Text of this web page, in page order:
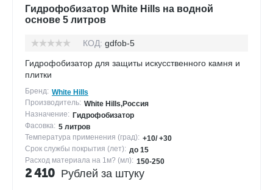
Гидрофобизатор White Hills на водной
основе 5 литров
КОД: gdfob-5
Гидрофобизатор для защиты искусственного камня и
плитки
Бренд: White Hills
Производитель: White Hills,Россия
Назначение: Гидрофобизатор
Фасовка: 5 литров
Температура применения (град): +10/ +30
Срок службы покрытия (лет): до 15
Расход материала на 1м? (мл): 150-250
2 410 Рублей за штуку